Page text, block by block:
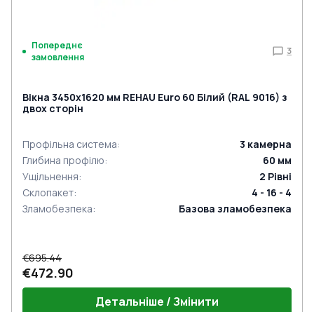
Попереднє
замовлення
3
Вікна 3450x1620 мм REHAU Euro 60 Білий (RAL 9016) з
двох сторін
Профільна система: 3 камерна
Глибина профілю: 60 мм
Ущільнення: 2 Рівні
Склопакет:
4 - 16 - 4
Зламобезпека: Базова зламобезпека
€695.44
€472.90
Детальніше / Змінити